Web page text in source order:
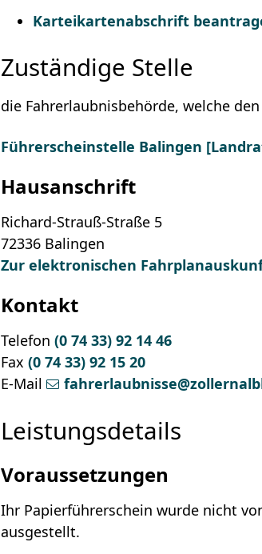
Karteikartenabschrift
Zuständige Stelle
die Fahrerlaubnisbehörde, welche
Führerscheinstelle Balingen
Hausanschrift
Richard-Strauß-Straße 5
72336 Balingen
Zur elektronischen
Kontakt
Telefon (0 74 33) 92 14 46
Fax (0 74 33) 92 15 20
E-Mail
Leistungsdetails
Voraussetzungen
Ihr Papierführerschein wurde nicht
ausgestellt.